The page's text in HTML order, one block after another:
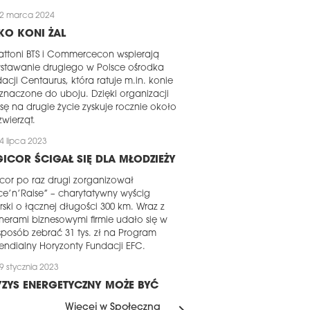
marca 2024
KONI ŻAL
BTS i Commercecon wspierają
drugiego w Polsce ośrodka
Centaurus, która ratuje m.in. konie
do uboju. Dzięki organizacji
na drugie życie zyskuje rocznie około
lipca 2023
ŚCIGAŁ SIĘ DLA MŁODZIEŻY
po raz drugi zorganizował
– charytatywny wyścig
o łącznej długości 300 km. Wraz z
biznesowymi firmie udało się w
zebrać 31 tys. zł na Program
Horyzonty Fundacji EFC.
stycznia 2023
ENERGETYCZNY MOŻE BYĆ
Więcej w Społeczna